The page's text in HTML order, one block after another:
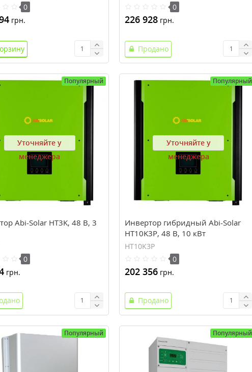
0
грн.
0
226 928грн.
Продано
Популярный
Уточняйте у
менеджера
Abi-Solar НT3K, 48 В, 3
0
грн.
Популярный
Уточняйте у
менеджера
Инвертор гибридный Abi-Solar
НT10K3P, 48 В, 10 кВт
НT10K3P
0
202 356грн.
Продано
Популярный Популярный